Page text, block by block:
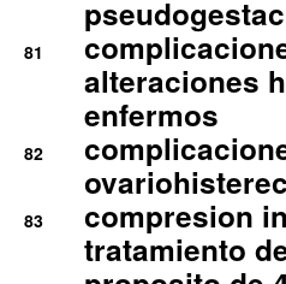
81
alteraciones
enfermos
82
83
compresion
tratamiento